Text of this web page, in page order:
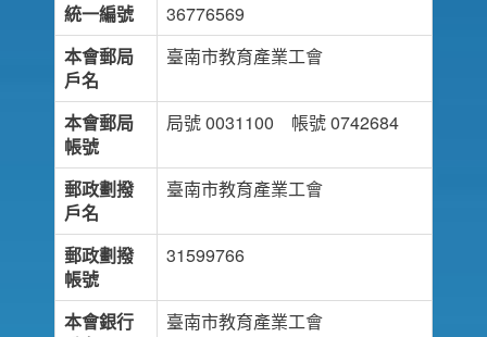
統一編號
36776569
本會郵局
戶名
臺南市教育產業工會
本會郵局
帳號
局號 0031100 帳號 0742684
郵政劃撥
戶名
臺南市教育產業工會
郵政劃撥
帳號
31599766
本會銀行
臺南市教育產業工會